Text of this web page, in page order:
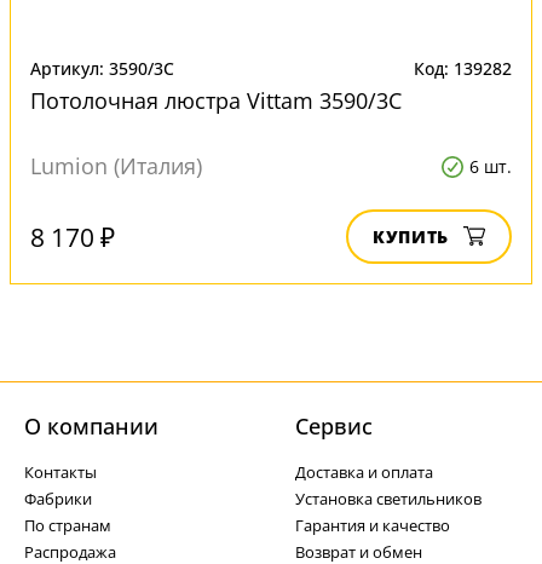
Артикул: 3590/3C Код: 139282
Потолочная люстра Vittam 3590/3C
Lumion (Италия) 6 шт.
8 170 ₽ КУПИТЬ
О компании
Контакты
Фабрики
По странам
Распродажа
Cервис
Доставка и оплата
Установка светильников
Гарантия и качество
Возврат и обмен